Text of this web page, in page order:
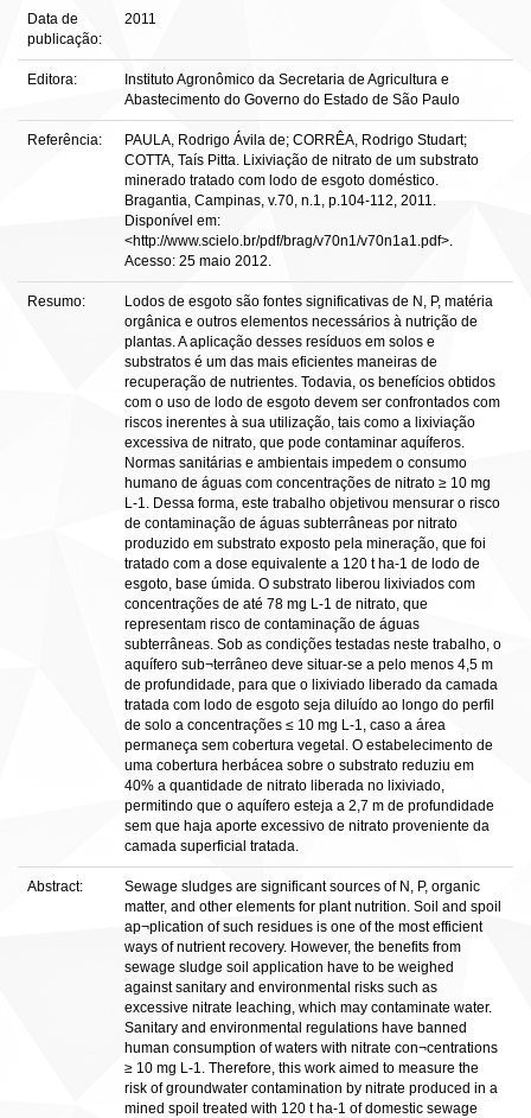
Data de
publicação:
2011
Editora:
Instituto Agronômico da Secretaria de Agricultura e
Abastecimento do Governo do Estado de São Paulo
Referência:
PAULA, Rodrigo Ávila de; CORRÊA, Rodrigo Studart;
COTTA, Taís Pitta. Lixiviação de nitrato de um substrato
minerado tratado com lodo de esgoto doméstico.
Bragantia, Campinas, v.70, n.1, p.104-112, 2011.
Disponível em:
<http://www.scielo.br/pdf/brag/v70n1/v70n1a1.pdf>.
Acesso: 25 maio 2012.
Resumo:
Lodos de esgoto são fontes significativas de N, P, matéria
orgânica e outros elementos necessários à nutrição de
plantas. A aplicação desses resíduos em solos e
substratos é um das mais eficientes maneiras de
recuperação de nutrientes. Todavia, os benefícios obtidos
com o uso de lodo de esgoto devem ser confrontados com
riscos inerentes à sua utilização, tais como a lixiviação
excessiva de nitrato, que pode contaminar aquíferos.
Normas sanitárias e ambientais impedem o consumo
humano de águas com concentrações de nitrato ≥ 10 mg
L-1. Dessa forma, este trabalho objetivou mensurar o risco
de contaminação de águas subterrâneas por nitrato
produzido em substrato exposto pela mineração, que foi
tratado com a dose equivalente a 120 t ha-1 de lodo de
esgoto, base úmida. O substrato liberou lixiviados com
concentrações de até 78 mg L-1 de nitrato, que
representam risco de contaminação de águas
subterrâneas. Sob as condições testadas neste trabalho, o
aquífero sub¬terrâneo deve situar-se a pelo menos 4,5 m
de profundidade, para que o lixiviado liberado da camada
tratada com lodo de esgoto seja diluído ao longo do perfil
de solo a concentrações ≤ 10 mg L-1, caso a área
permaneça sem cobertura vegetal. O estabelecimento de
uma cobertura herbácea sobre o substrato reduziu em
40% a quantidade de nitrato liberada no lixiviado,
permitindo que o aquífero esteja a 2,7 m de profundidade
sem que haja aporte excessivo de nitrato proveniente da
camada superficial tratada.
Abstract:
Sewage sludges are significant sources of N, P, organic
matter, and other elements for plant nutrition. Soil and spoil
ap¬plication of such residues is one of the most efficient
ways of nutrient recovery. However, the benefits from
sewage sludge soil application have to be weighed
against sanitary and environmental risks such as
excessive nitrate leaching, which may contaminate water.
Sanitary and environmental regulations have banned
human consumption of waters with nitrate con¬centrations
≥ 10 mg L-1. Therefore, this work aimed to measure the
risk of groundwater contamination by nitrate produced in a
mined spoil treated with 120 t ha-1 of domestic sewage